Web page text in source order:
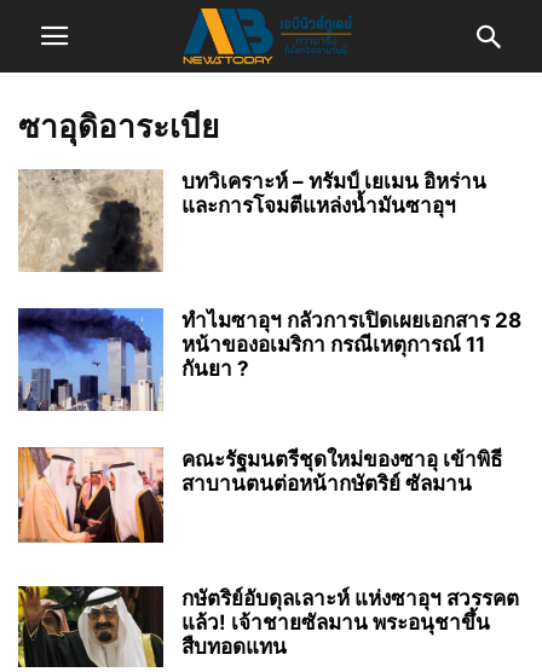
ซาอุดิอาระเบีย
บทวิเคราะห์ – ทรัมป์ เยเมน อิหร่าน
และการโจมตีแหล่งน้ำมันซาอุฯ
ทำไมซาอุฯ กลัวการเปิดเผยเอกสาร 28
หน้าของอเมริกา กรณีเหตุการณ์ 11
กันยา ?
คณะรัฐมนตรีชุดใหม่ของซาอุ เข้าพิธี
สาบานตนต่อหน้ากษัตริย์ ซัลมาน
กษัตริย์อับดุลเลาะห์ แห่งซาอุฯ สวรรคต
แล้ว! เจ้าชายซัลมาน พระอนุชาขึ้น
สืบทอดแทน